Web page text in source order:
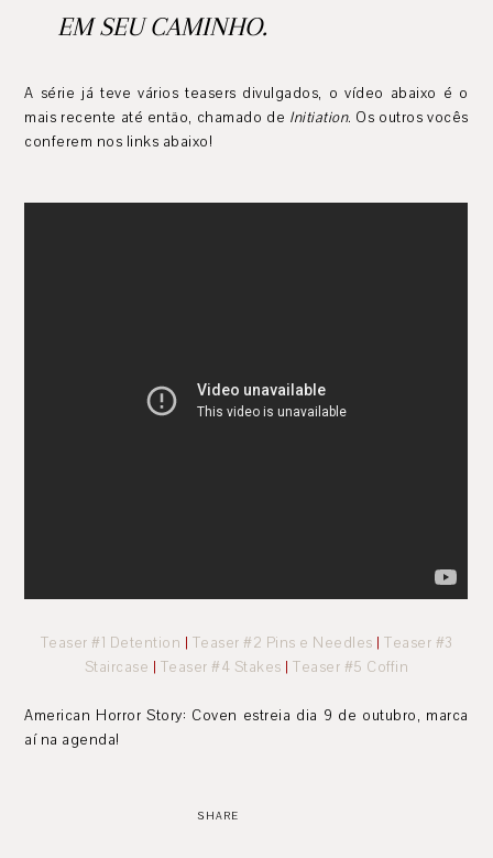
EM SEU CAMINHO.
A série já teve vários teasers divulgados, o vídeo abaixo é o
mais recente até então, chamado de Initiation. Os outros vocês
conferem nos links abaixo!
Teaser #1 Detention | Teaser #2 Pins e Needles | Teaser #3
Staircase | Teaser #4 Stakes |Teaser #5 Coffin
American Horror Story: Coven estreia dia 9 de outubro, marca
aí na agenda!
SHARE